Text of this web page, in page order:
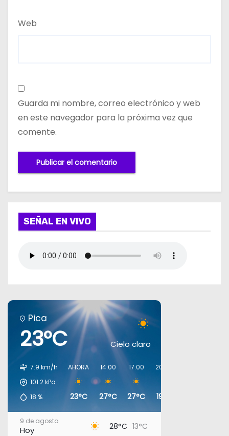
Web
Guarda mi nombre, correo electrónico y web
en este navegador para la próxima vez que
comente.
SEÑAL EN VIVO
Pica
23°C Cielo claro
7.9 km/h
101.2kPa
18 %
AHORA
23°C
14:00
27°C
17:00
27°C
20:00
19°C
9 de agosto
Hoy 28°C 13°C